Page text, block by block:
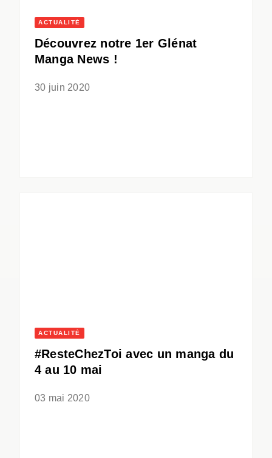
ACTUALITÉ
Découvrez notre 1er Glénat
Manga News !
30 juin 2020
ACTUALITÉ
#ResteChezToi avec un manga du
4 au 10 mai
03 mai 2020